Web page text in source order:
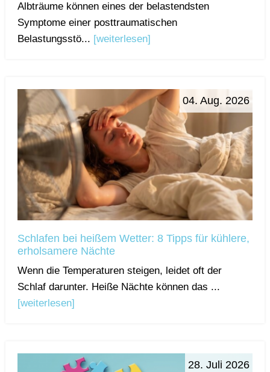
Albträume können eines der belastendsten
Symptome einer posttraumatischen
Belastungsstö... [weiterlesen]
04. Aug. 2026
Schlafen bei heißem Wetter: 8 Tipps für kühlere,
erholsamere Nächte
Wenn die Temperaturen steigen, leidet oft der
Schlaf darunter. Heiße Nächte können das ...
[weiterlesen]
28. Juli 2026